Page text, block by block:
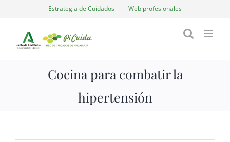
contenido
Estrategia de Cuidados Web profesionales
Cocina para combatir la
hipertensión